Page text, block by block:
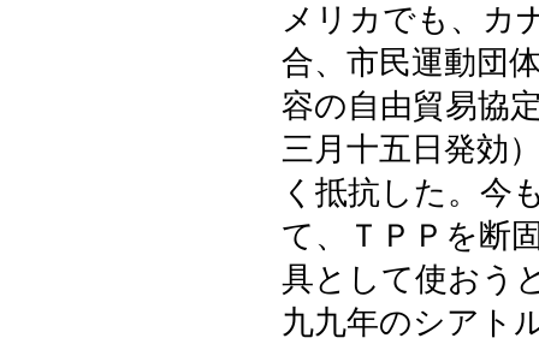
メリカでも、カ
合、市民運動団
容の自由貿易協
三月十五日発効
く抵抗した。今
て、ＴＰＰを断
具として使おう
九九年のシアト